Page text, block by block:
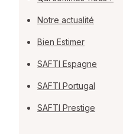
Notre actualité
Bien Estimer
SAFTI Espagne
SAFTI Portugal
SAFTI Prestige